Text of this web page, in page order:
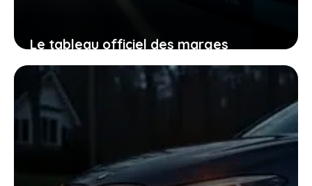
Le tableau officiel des marges
d’erreur radar 2026 : un guide
indispensable pour tous les
conducteurs